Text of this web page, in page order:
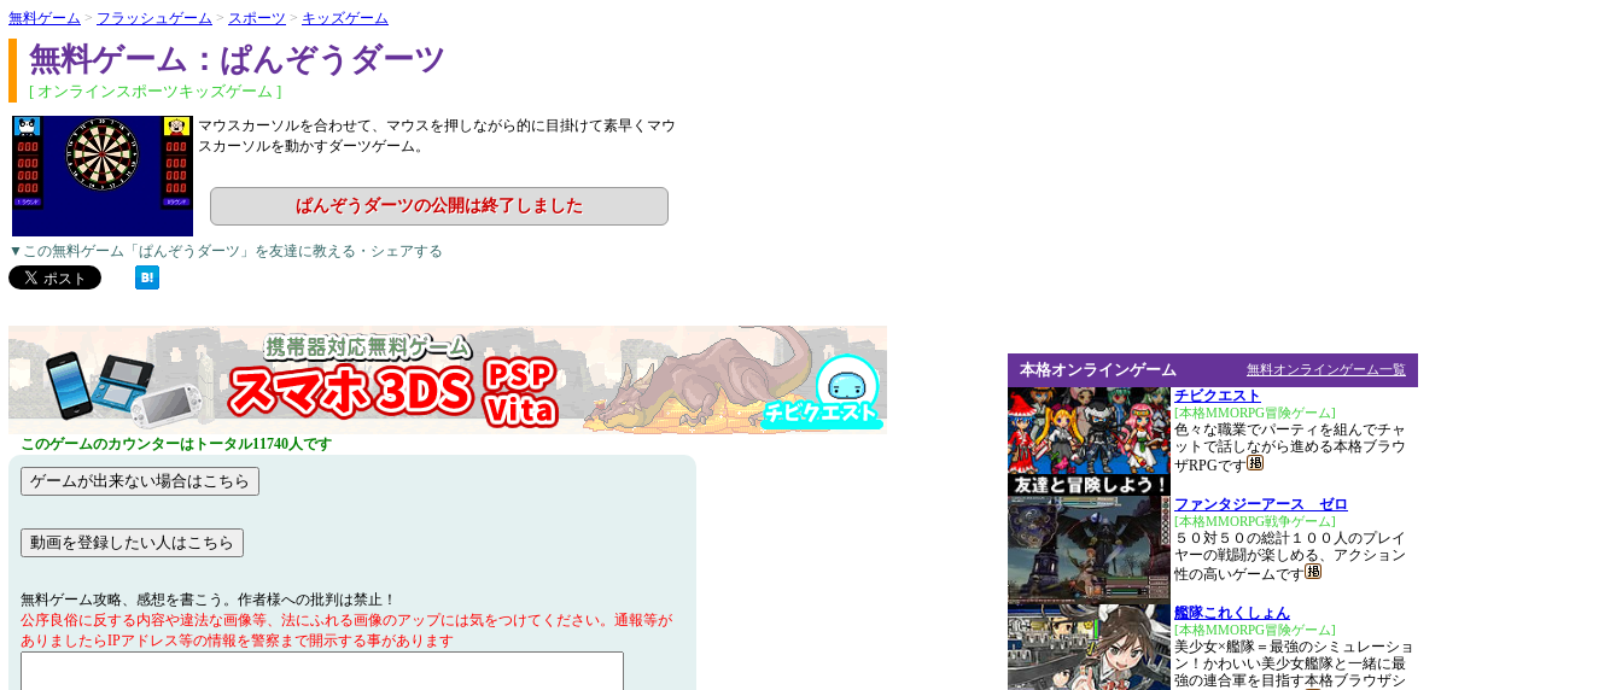
無料ゲーム > フラッシュゲーム > スポーツ > キッズゲーム
無料ゲーム：ぱんぞうダーツ
[ オンラインスポーツキッズゲーム ]
マウスカーソルを合わせて、マウスを押しながら的に目掛けて素早くマウ
スカーソルを動かすダーツゲーム。
ぱんぞうダーツの公開は終了しました
▼この無料ゲーム「ぱんぞうダーツ」を友達に教える・シェアする
このゲームのカウンターはトータル11740人です
無料ゲーム攻略、感想を書こう。作者様への批判は禁止！
公序良俗に反する内容や違法な画像等、法にふれる画像のアップには気をつけてください。通報等が
ありましたらIPアドレス等の情報を警察まで開示する事があります
無料オンラインゲーム一覧
本格オンラインゲーム
チビクエスト
[本格MMORPG冒険ゲーム]
色々な職業でパーティを組んでチャ
ットで話しながら進める本格ブラウ
ザRPGです
ファンタジーアース ゼロ
[本格MMORPG戦争ゲーム]
５０対５０の総計１００人のプレイ
ヤーの戦闘が楽しめる、アクション
性の高いゲームです
艦隊これくしょん
[本格MMORPG冒険ゲーム]
美少女×艦隊＝最強のシミュレーショ
ン！かわいい美少女艦隊と一緒に最
強の連合軍を目指す本格ブラウザシ